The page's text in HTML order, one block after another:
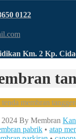
0122
Km. 2 Kp.
tenda membran
By Membran
pabrik • atap